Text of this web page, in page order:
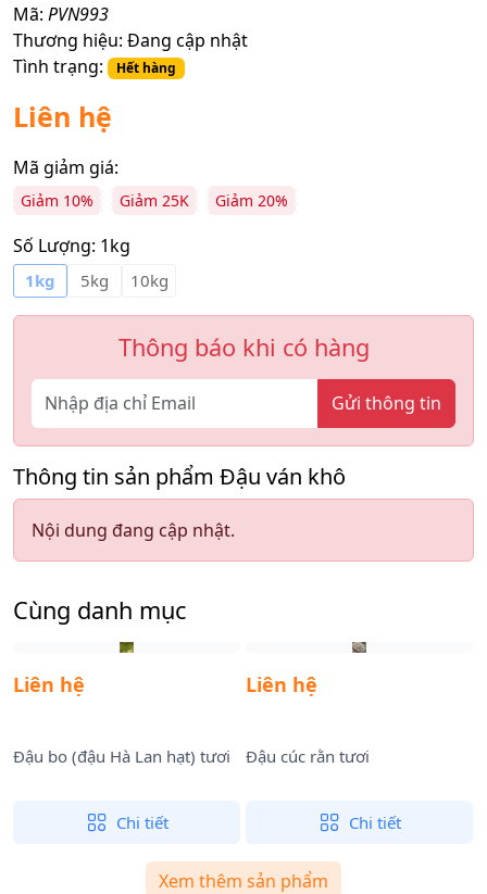
Mã: PVN993
Thương hiệu: Đang cập nhật
Tình trạng:
Hết hàng
Liên hệ
Mã giảm giá:
Giảm 10% Giảm 25K Giảm 20%
Số Lượng: 1kg
1kg 5kg 10kg
Thông báo khi có hàng
Gửi thông tin
Thông tin sản phẩm Đậu ván khô
Nội dung đang cập nhật.
Cùng danh mục
Liên hệ
Đậu bo (đậu Hà Lan hạt) tươi
Chi tiết
Liên hệ
Đậu cúc rằn tươi
Chi tiết
Xem thêm sản phẩm